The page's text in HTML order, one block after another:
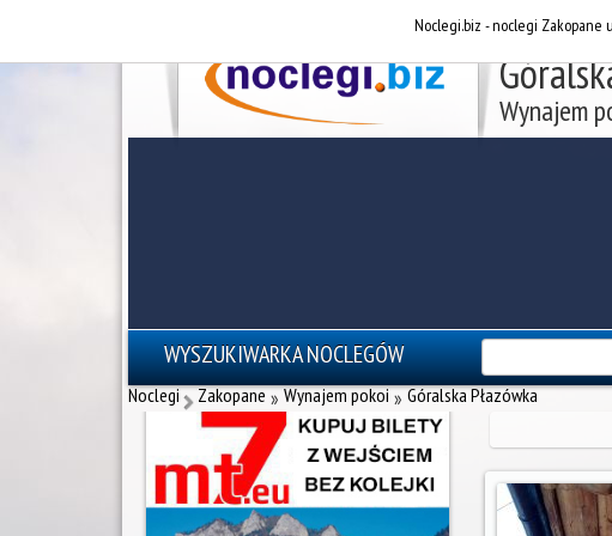
Wynajem
WYSZUKIWARKA NOCLEGÓW
Noclegi Zakopane»Wynajem pokoi»Góralska Płazówka
reklama - noclegi Zakopane
Noclegi.biz - noclegi Zakopane